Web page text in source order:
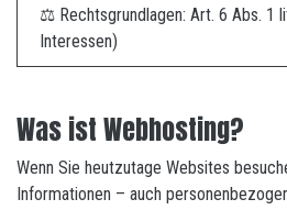
⚖️ Rechtsgrundlagen: Art. 6 Abs. 1
Interessen)
Was ist Webhosting?
Wenn Sie heutzutage Websites
Informationen – auch